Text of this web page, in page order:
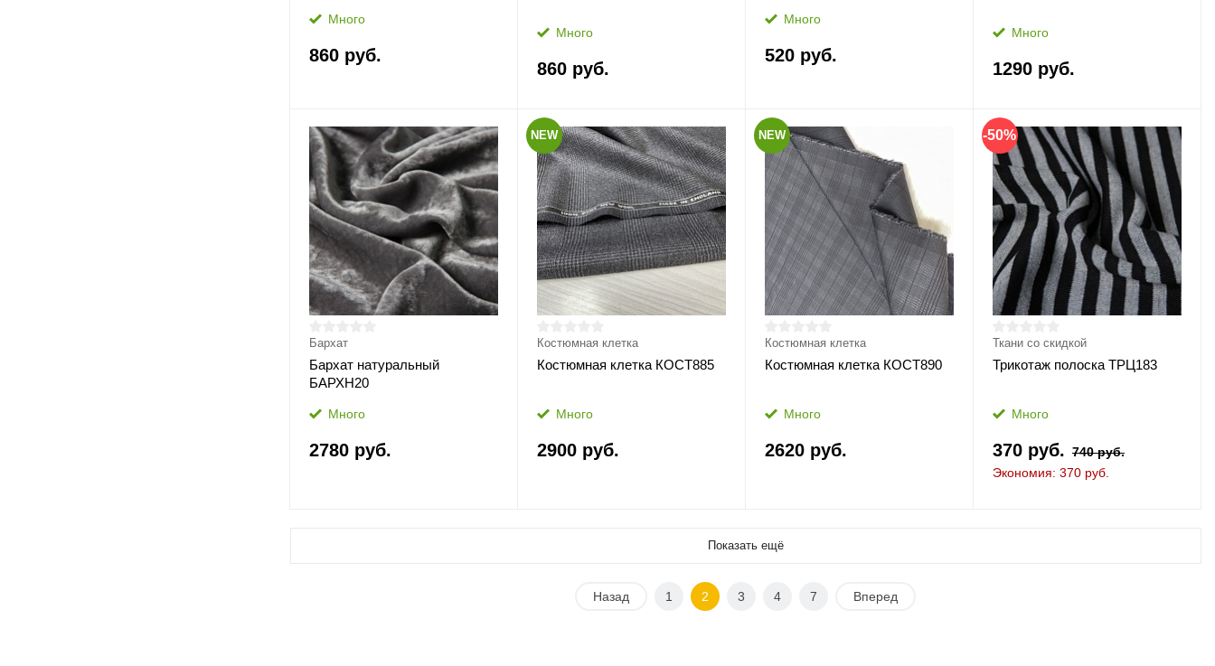
Много
860 руб.
Много
860 руб.
Много
520 руб.
Много
1290 руб.
Бархат
Бархат натуральный
БАРХН20
Много
2780 руб.
NEW
Костюмная клетка
Костюмная клетка КОСТ885
Много
2900 руб.
NEW
Костюмная клетка
Костюмная клетка КОСТ890
Много
2620 руб.
-50%
Ткани со скидкой
Трикотаж полоска ТРЦ183
Много
370 руб. 740 руб.
Экономия: 370 руб.
Показать ещё
Назад 1 2 3 4 7 Вперед